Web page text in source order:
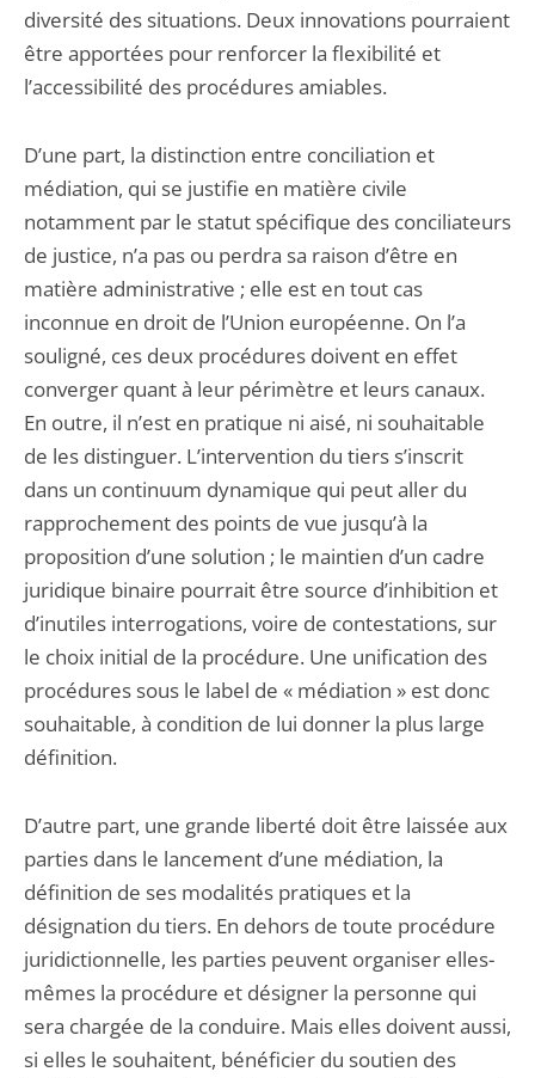
diversité des situations. Deux innovations pourraient
être apportées pour renforcer la flexibilité et
l’accessibilité des procédures amiables.
D’une part, la distinction entre conciliation et
médiation, qui se justifie en matière civile
notamment par le statut spécifique des conciliateurs
de justice, n’a pas ou perdra sa raison d’être en
matière administrative ; elle est en tout cas
inconnue en droit de l’Union européenne. On l’a
souligné, ces deux procédures doivent en effet
converger quant à leur périmètre et leurs canaux.
En outre, il n’est en pratique ni aisé, ni souhaitable
de les distinguer. L’intervention du tiers s’inscrit
dans un continuum dynamique qui peut aller du
rapprochement des points de vue jusqu’à la
proposition d’une solution ; le maintien d’un cadre
juridique binaire pourrait être source d’inhibition et
d’inutiles interrogations, voire de contestations, sur
le choix initial de la procédure. Une unification des
procédures sous le label de « médiation » est donc
souhaitable, à condition de lui donner la plus large
définition.
D’autre part, une grande liberté doit être laissée aux
parties dans le lancement d’une médiation, la
définition de ses modalités pratiques et la
désignation du tiers. En dehors de toute procédure
juridictionnelle, les parties peuvent organiser elles-
mêmes la procédure et désigner la personne qui
sera chargée de la conduire. Mais elles doivent aussi,
si elles le souhaitent, bénéficier du soutien des